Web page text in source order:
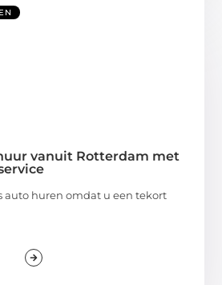
vanuit Rotterdam met
auto huren omdat u een tekort